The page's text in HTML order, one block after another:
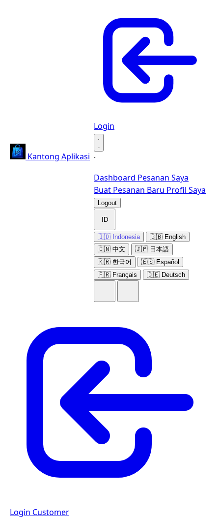
Kantong Aplikasi
Login
·
·
Dashboard Pesanan Saya
Buat Pesanan Baru Profil Saya
Logout
ID
🇮🇩 Indonesia
🇬🇧 English
🇨🇳 中文
🇯🇵 日本語
🇰🇷 한국어
🇪🇸 Español
🇫🇷 Français
🇩🇪 Deutsch
Login Customer